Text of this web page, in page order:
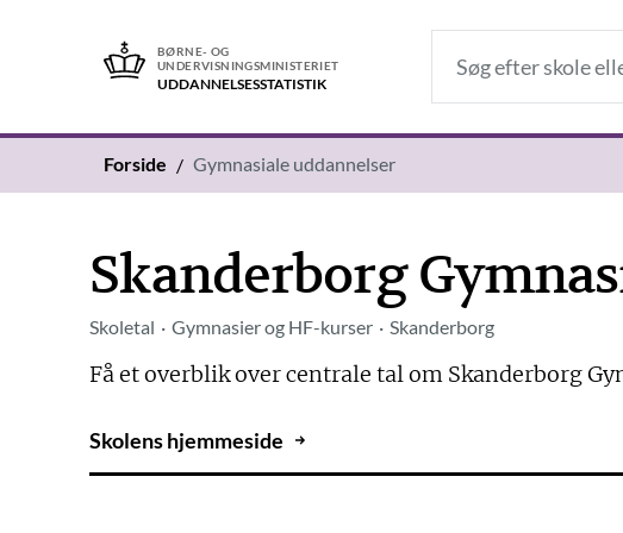
BØRNE- OG
UNDERVISNINGSMINISTERIET
UDDANNELSES­STATISTIK
Forside Gymnasiale uddannelser
Skanderborg
Skoletal Gymnasier og HF-kurser Skanderborg
Få et overblik over centrale tal om Skanderborg
Skolens hjemmeside